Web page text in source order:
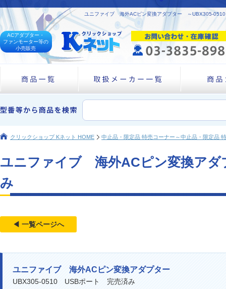
ユニファイブ 海外ACピン変換アダプター ～UBX305-
ACアダプター・
ファンモーター等の
小売販売
クリックショップ Kネット HOME 中止品・限定品 特売コーナー～中止品・限定品
ユニファイブ 海外ACピン変換ア
み
◀ 一覧ページへ
ユニファイブ 海外ACピン変換アダプター
UBX305-0510 USBポート 完売済み